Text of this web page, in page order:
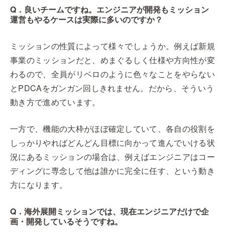
Q．良いチームですね。エンジニアが開発もミッション
運営もやるケースは実際に多いのですか？
ミッションの性質によって様々でしょうか。例えば新規
事業のミッションだと、めまぐるしく仕様や方向性が変
わるので、全員がリベロのように色々なことをやらない
とPDCAをガンガン回しきれません。だから、そういう
動き方で進めています。
一方で、機能の大枠がほぼ確定していて、各自の役割を
しっかりやればどんどん目標に向かって進んでいける状
況にあるミッションの場合は、例えばエンジニアはコー
ディングに専念して他は誰かに完全に任す、という動き
方になります。
Q．海外展開ミッションでは、現在エンジニアだけで企
画・開発しているそうですね。